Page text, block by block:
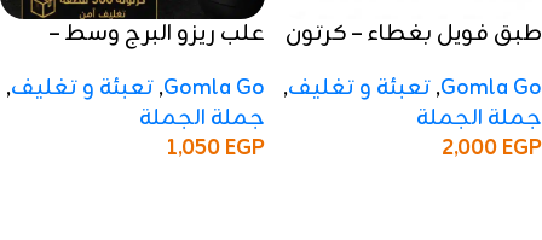
طبق فويل بغطاء – كرتون
Gomla Go
,تعبئة و تغليف,
جملة الجملة
2,000EGP
علب ريزو البرج وسط –
Gomla Go
,تعبئة و تغليف,
جملة الجملة
1,050EGP